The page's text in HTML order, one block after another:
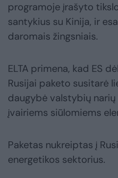
programoje įrašyto
santykius su Kinija, ir
daromais žingsniais.
ELTA primena, kad ES
Rusijai paketo susitarė
daugybė valstybių
įvairiems siūlomiems
Paketas nukreiptas į
energetikos sektorius.